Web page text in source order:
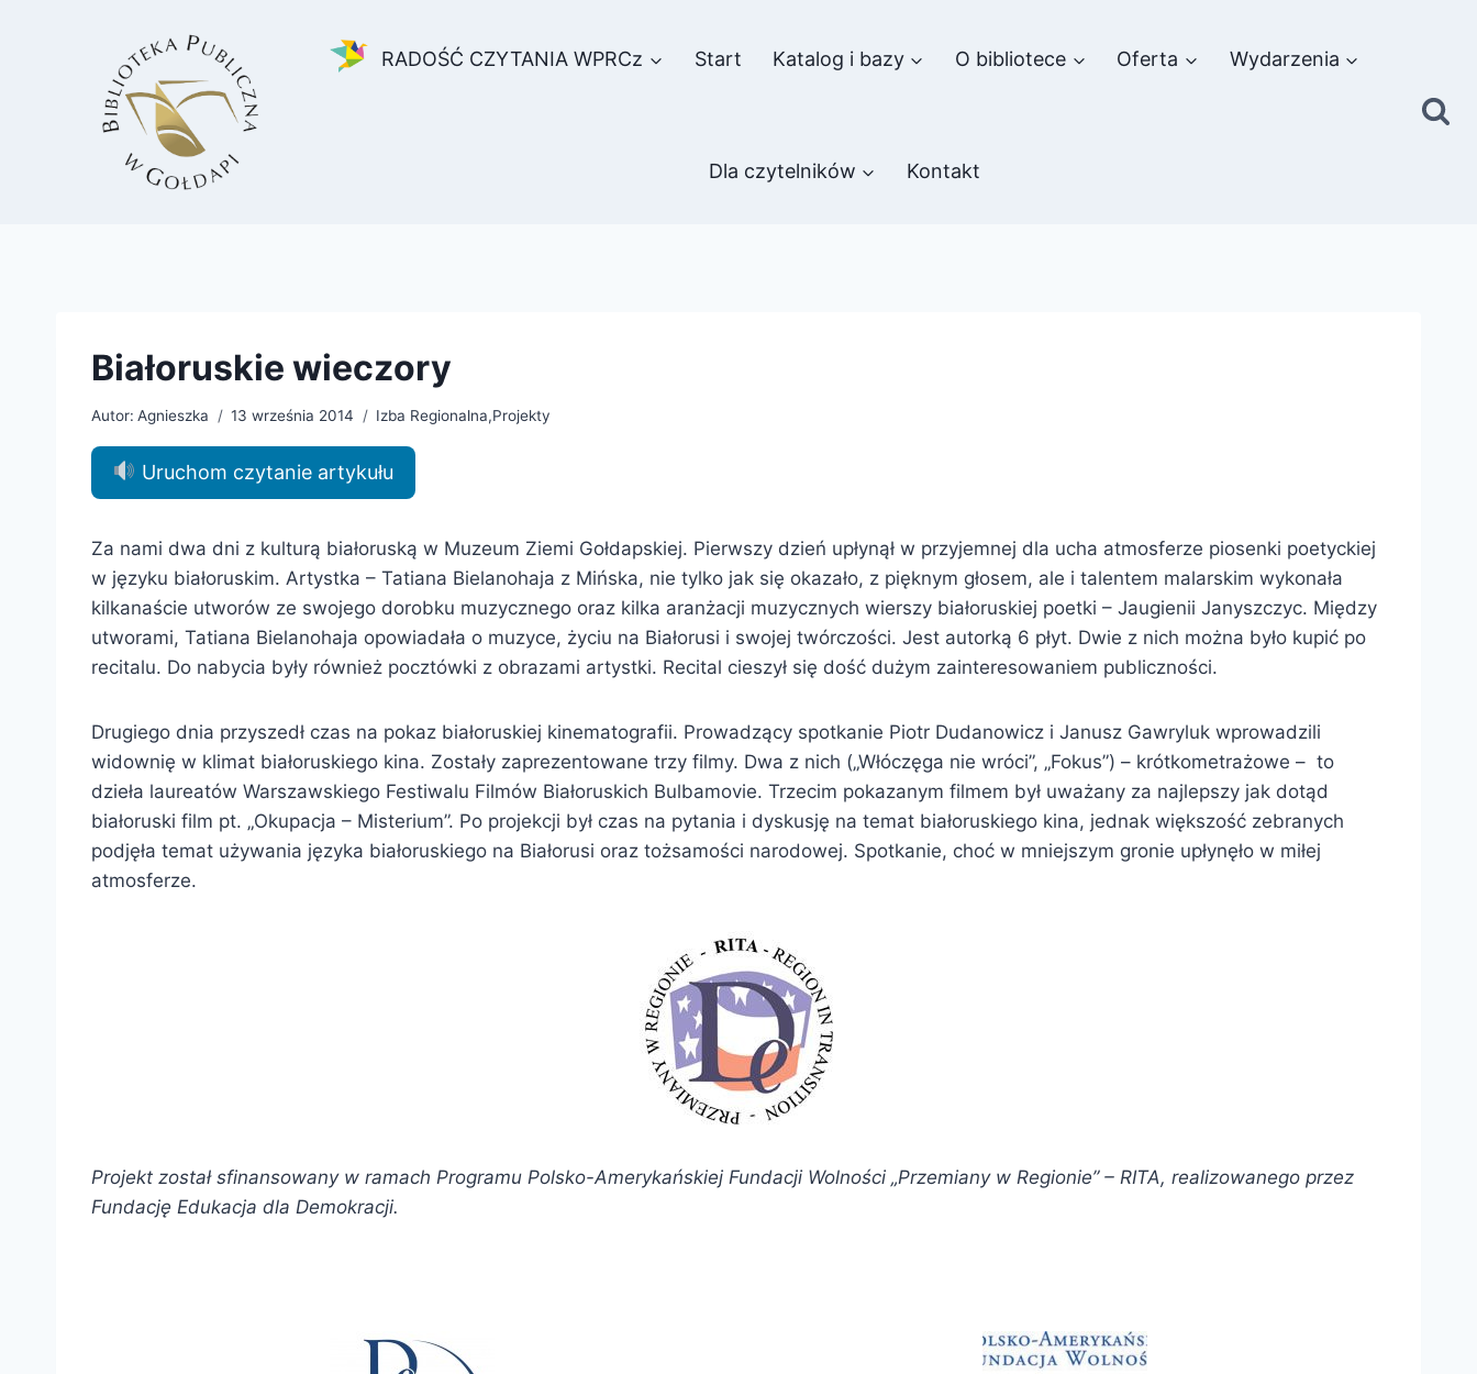
RADOŚĆ CZYTANIA WPRCz Start Katalog i bazy O bibliotece Oferta Wydarzenia
Dla czytelników Kontakt
Białoruskie wieczory
Autor: Agnieszka 13 września 2014 Izba Regionalna,Projekty
Uruchom czytanie artykułu
Za nami dwa dni z kulturą białoruską w Muzeum Ziemi Gołdapskiej. Pierwszy dzień upłynął w przyjemnej dla ucha atmosferze piosenki poetyckiej
w języku białoruskim. Artystka – Tatiana Bielanohaja z Mińska, nie tylko jak się okazało, z pięknym głosem, ale i talentem malarskim wykonała
kilkanaście utworów ze swojego dorobku muzycznego oraz kilka aranżacji muzycznych wierszy białoruskiej poetki – Jaugienii Janyszczyc. Między
utworami, Tatiana Bielanohaja opowiadała o muzyce, życiu na Białorusi i swojej twórczości. Jest autorką 6 płyt. Dwie z nich można było kupić po
recitalu. Do nabycia były również pocztówki z obrazami artystki. Recital cieszył się dość dużym zainteresowaniem publiczności.
Drugiego dnia przyszedł czas na pokaz białoruskiej kinematografii. Prowadzący spotkanie Piotr Dudanowicz i Janusz Gawryluk wprowadzili
widownię w klimat białoruskiego kina. Zostały zaprezentowane trzy filmy. Dwa z nich („Włóczęga nie wróci”, „Fokus”) – krótkometrażowe – to
dzieła laureatów Warszawskiego Festiwalu Filmów Białoruskich Bulbamovie. Trzecim pokazanym filmem był uważany za najlepszy jak dotąd
białoruski film pt. „Okupacja – Misterium”. Po projekcji był czas na pytania i dyskusję na temat białoruskiego kina, jednak większość zebranych
podjęła temat używania języka białoruskiego na Białorusi oraz tożsamości narodowej. Spotkanie, choć w mniejszym gronie upłynęło w miłej
atmosferze.
Projekt został sfinansowany w ramach Programu Polsko-Amerykańskiej Fundacji Wolności „Przemiany w Regionie” – RITA, realizowanego przez
Fundację Edukacja dla Demokracji.